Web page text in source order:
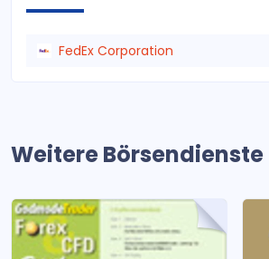
FedEx Corporation
Weitere Börsendienste